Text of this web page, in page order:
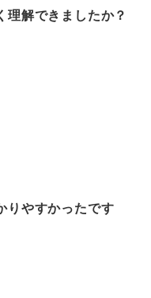
理解できましたか？
りやすかったです